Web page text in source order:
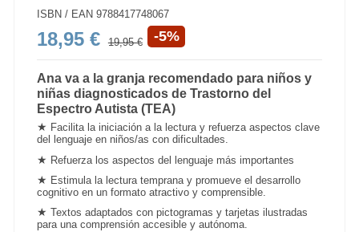
ISBN / EAN 9788417748067
18,95 € 19,95 € -5%
Ana va a la granja recomendado para niños y
niñas diagnosticados de Trastorno del
Espectro Autista (TEA)
★ Facilita la iniciación a la lectura y refuerza aspectos clave
del lenguaje en niños/as con dificultades.
★ Refuerza los aspectos del lenguaje más importantes
★ Estimula la lectura temprana y promueve el desarrollo
cognitivo en un formato atractivo y comprensible.
★ Textos adaptados conpictogramas y tarjetas ilustradas
para una comprensión accesible y autónoma.